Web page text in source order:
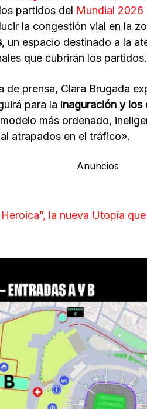
partidos del Mundial 2026
la congestión vial en la
, un espacio destinado a la
que cubrirán los partidos.
de prensa, Clara Brugada
para la inaguración y los
más ordenado,
atrapados en el tráfico».
Anuncios
Heroica”, la nueva Utopía